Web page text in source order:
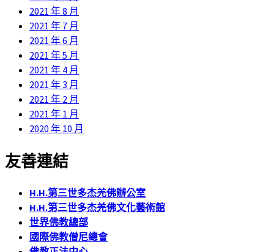
2021 年 8 月
2021 年 7 月
2021 年 6 月
2021 年 5 月
2021 年 4 月
2021 年 3 月
2021 年 2 月
2021 年 1 月
2020 年 10 月
友善連結
H.H.第三世多杰羌佛辦公室
H.H.第三世多杰羌佛文化藝術館
世界佛教總部
國際佛教僧尼總會